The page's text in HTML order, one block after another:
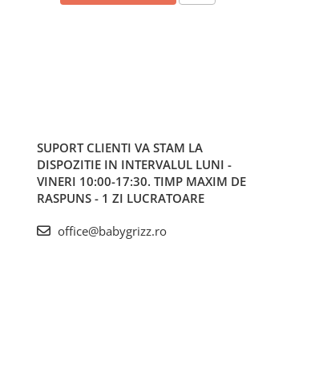
SUPORT CLIENTI VA STAM LA
DISPOZITIE IN INTERVALUL LUNI -
VINERI 10:00-17:30. TIMP MAXIM DE
RASPUNS - 1 ZI LUCRATOARE
office@babygrizz.ro